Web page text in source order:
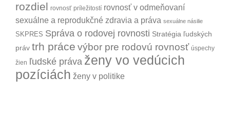
rozdiel rovnosť príležitostí rovnosť v odmeňovaní
sexuálne a reprodukčné zdravia a práva sexuálne násilie
SKPRES Správa o rodovej rovnosti Stratégia ľudských
práv trh práce výbor pre rodovú rovnosť úspechy
žien ľudské práva ženy vo vedúcich
pozíciách ženy v politike